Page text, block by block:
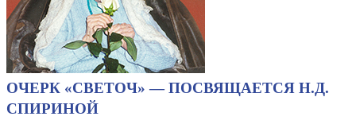
ОЧЕРК «СВЕТОЧ» — ПОСВЯЩАЕТСЯ Н.Д.
СПИРИНОЙ